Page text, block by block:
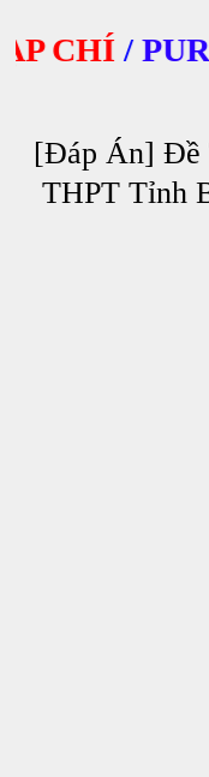
/
[Đáp Án] Đề
THPT Tỉnh